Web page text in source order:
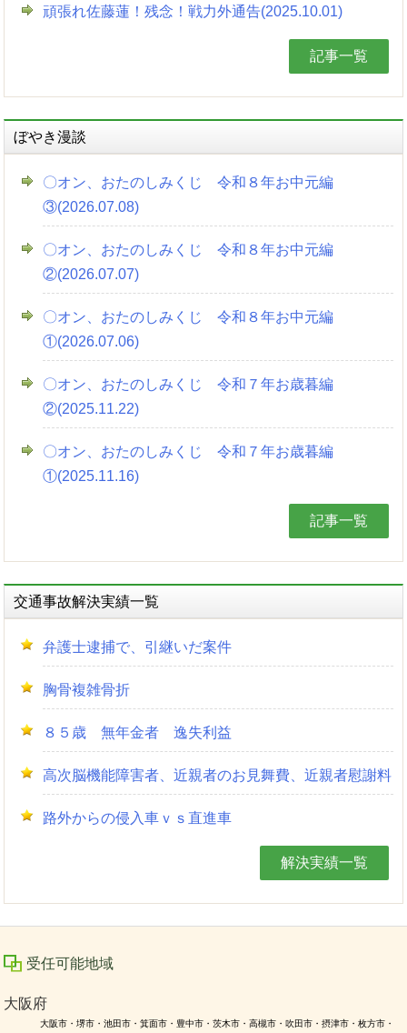
頑張れ佐藤蓮！残念！戦力外通告(2025.10.01)
記事一覧
ぼやき漫談
〇オン、おたのしみくじ 令和８年お中元編
③(2026.07.08)
〇オン、おたのしみくじ 令和８年お中元編
②(2026.07.07)
〇オン、おたのしみくじ 令和８年お中元編
①(2026.07.06)
〇オン、おたのしみくじ 令和７年お歳暮編
②(2025.11.22)
〇オン、おたのしみくじ 令和７年お歳暮編
①(2025.11.16)
記事一覧
交通事故解決実績一覧
弁護士逮捕で、引継いだ案件
胸骨複雑骨折
８５歳 無年金者 逸失利益
高次脳機能障害者、近親者のお見舞費、近親者慰謝料
路外からの侵入車ｖｓ直進車
解決実績一覧
受任可能地域
大阪府
大阪市・堺市・池田市・箕面市・豊中市・茨木市・高槻市・吹田市・摂津市・枚方市・